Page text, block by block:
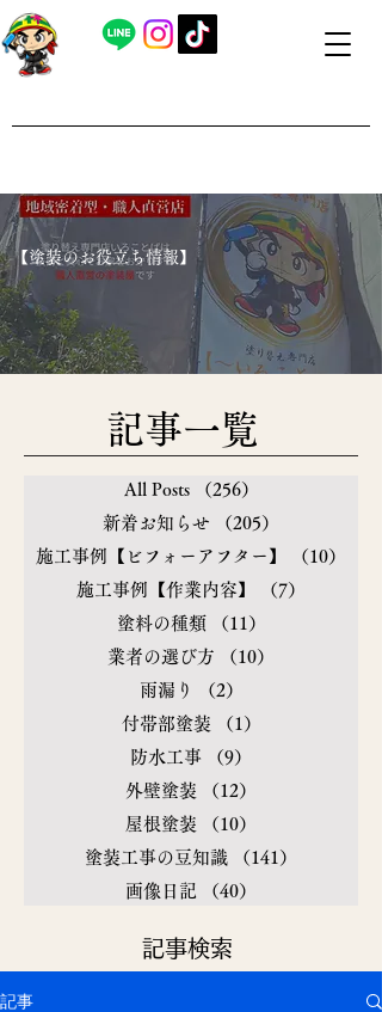
​【塗装のお役立ち情報】
​記事一覧
All Posts （256）
新着お知らせ
（205）
施工事例【ビフォーアフター】
（10）
施工事例【作業内容】
（7）
塗料の種類
（11）
業者の選び方
（10）
雨漏り
（2）
付帯部塗装
（1）
防水工事
（9）
外壁塗装
（12）
屋根塗装
（10）
塗装工事の豆知識
（141）
画像日記
（40）
​記事検索
記事